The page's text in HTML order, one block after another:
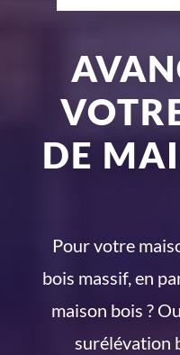
DE
Pour votre
bois massif, en
maison bois ?
surélévation